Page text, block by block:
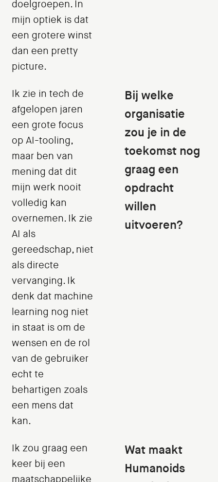
doelgroepen. In
mijn optiek is dat
een grotere winst
dan een pretty
picture.
Ik zie in tech de
afgelopen jaren
een grote focus
op AI-tooling,
maar ben van
mening dat dit
mijn werk nooit
volledig kan
overnemen. Ik zie
AI als
gereedschap, niet
als directe
vervanging. Ik
denk dat machine
learning nog niet
in staat is om de
wensen en de rol
van de gebruiker
echt te
behartigen zoals
een mens dat
kan.
Bij welke
organisatie
zou je in de
toekomst nog
graag een
opdracht
willen
uitvoeren?
Ik zou graag een
keer bij een
maatschappelijke
Wat maakt
Humanoids